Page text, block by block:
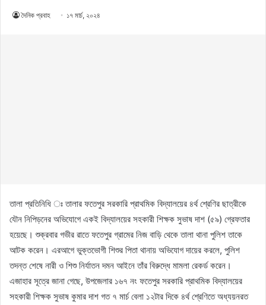
দৈনিক প্রবাহ ১৭ মার্চ, ২০২৪
তালা প্রতিনিধি ঃ তালার ফতেপুর সরকারি প্রাথমিক বিদ্যালয়ের ৪র্থ শ্রেণির ছাত্রীকে
যৌন নিপিড়নের অভিযোগে একই বিদ্যালয়ের সহকারী শিক্ষক সুভাষ দাশ (৫৯) গ্রেফতার
হয়েছে। শুক্রবার গভীর রাতে ফতেপুর গ্রামের নিজ বাড়ি থেকে তালা থানা পুলিশ তাকে
আটক করেন। এরআগে ভুক্তভোগী শিশুর পিতা থানায় অভিযোগ দায়ের করলে, পুলিশ
তদন্ত শেষে নারী ও শিশু নির্যাতন দমন আইনে তাঁর বিরুদ্ধে মামলা রেকর্ড করেন।
এজাহার সূত্রে জানা গেছে, উপজেলার ১৬৭ নং ফতেপুর সরকারি প্রাথমিক বিদ্যালয়ের
সহকারী শিক্ষক সুভাষ কুমার দাশ গত ৭ মার্চ বেলা ১২টার দিকে ৪র্থ শ্রেণিতে অধ্যয়নরত